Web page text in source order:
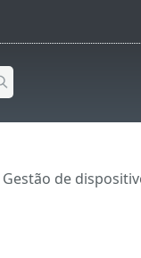
Gestão de